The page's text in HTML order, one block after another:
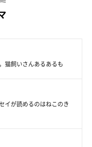
猫飼いさんあるあるも
イが読めるのはねこのき